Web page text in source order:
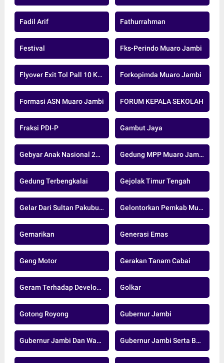
Fadil Arif Fathurrahman
Festival Fks-Perindo Muaro Jambi
Flyover Exit Tol Pall 10 Kota Jambi Forkopimda Muaro Jambi
Formasi ASN Muaro Jambi FORUM KEPALA SEKOLAH
Fraksi PDI-P Gambut Jaya
Gebyar Anak Nasional 2024 Gedung MPP Muaro Jambi
Gedung Terbengkalai Gejolak Timur Tengah
Gelar Dari Sultan Pakubuwono XIII Gelontorkan Pemkab Muaro Jambi
Gemarikan Generasi Emas
Geng Motor Gerakan Tanam Cabai
Geram Terhadap Developer Nakal Golkar
Gotong Royong Gubernur Jambi
Gubernur Jambi Dan Wakil Gubernur Jambi Gubernur Jambi Serta Bupati Dan Wakil Bupati Muaro Jambi